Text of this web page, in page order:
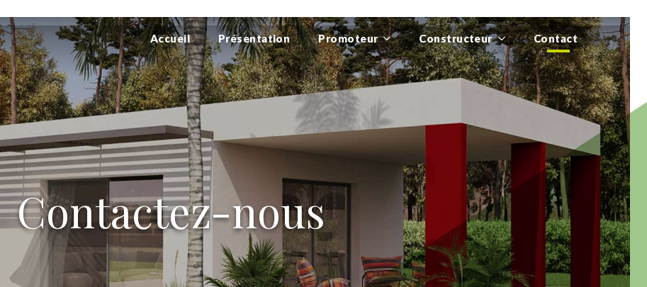
Accueil Présentation Promoteur Constructeur Contact
Contactez-nous